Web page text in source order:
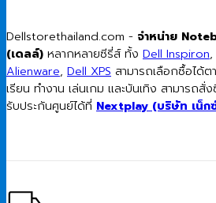
Dellstorethailand.com - จำหน่าย
(เดลล์) หลากหลายซีรี่ส์ ทั้ง Dell Inspiron,
Alienware, Dell XPS สามารถเลือกซื้อได้
เรียน ทำงาน เล่นเกม และบันเทิง สามารถสั่
รับประกันศูนย์ได้ที่ Nextplay (บริษัท เน็ก